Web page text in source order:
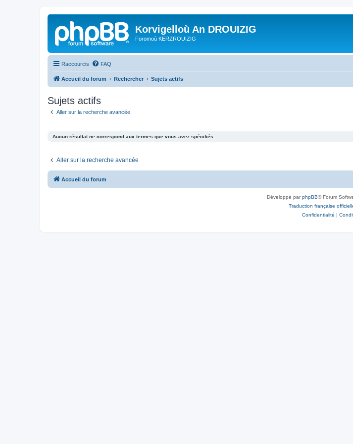
Korvigelloù An DROUIZIG
Foromoù KERZROUIZIG
Raccourcis FAQ
Accueil du forum Rechercher Sujets actifs
Sujets actifs
Aller sur la recherche avancée
Aucun résultat ne correspond aux termes que vous avez spécifiés.
Aller sur la recherche avancée
Accueil du forum
Développé parphpBB® Forum
Traduction française
Confidentialité |